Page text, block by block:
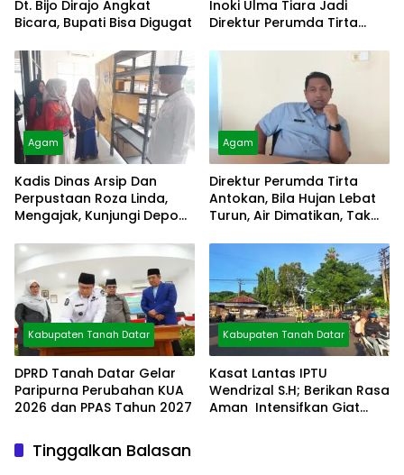
Dt. Bijo Dirajo Angkat
Bicara, Bupati Bisa Digugat
Inoki Ulma Tiara Jadi
Direktur Perumda Tirta
Agam
Kadis Dinas Arsip Dan
Perpustaan Roza Linda,
Mengajak, Kunjungi Depo
Agam
Direktur Perumda Tirta
Antokan, Bila Hujan Lebat
Turun, Air Dimatikan, Tak
Kabupaten Tanah Datar
DPRD Tanah Datar Gelar
Paripurna Perubahan KUA
2026 dan PPAS Tahun 2027
Kabupaten Tanah Datar
Kasat Lantas IPTU
Wendrizal S.H; Berikan Rasa
Aman Intensifkan Giat
Tinggalkan Balasan